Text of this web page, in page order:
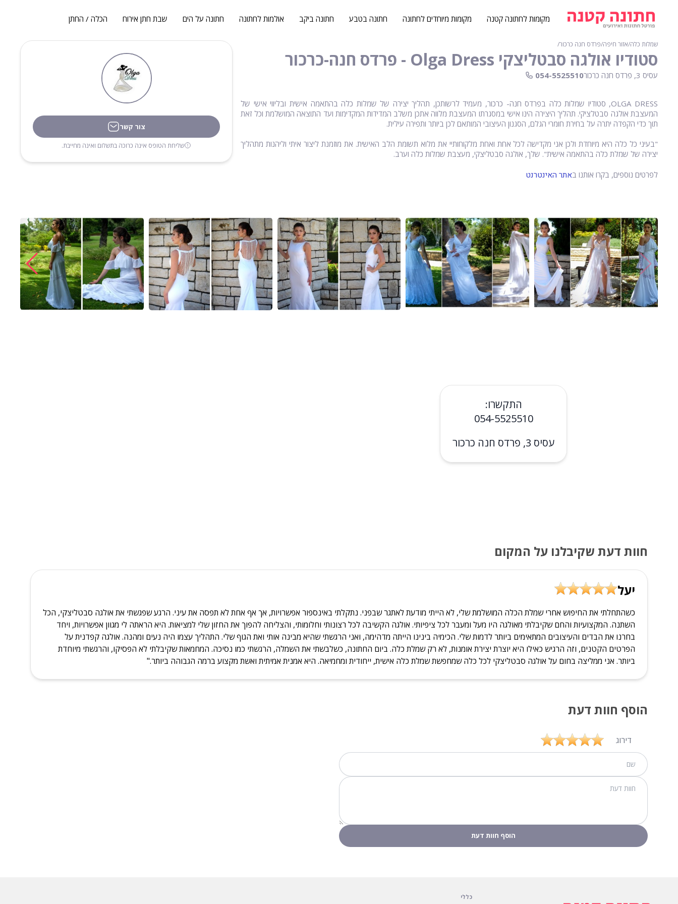
מקומות לחתונה קטנה מקומות מיוחדים לחתונה חתונה בטבע חתונה ביקב אולמות לחתונה חתונה על הים שבת חתן אירוח הכלה / החתן
צור קשר
שליחת הטופס אינה כרוכה בתשלום ואינה מחייבת.
שמלות כלה∕אזור חיפה∕פרדס חנה כרכור∕
סטודיו אולגה סבטליצקי Olga Dress‏ - פרדס חנה-כרכור
עסיס 3, פרדס חנה כרכור 054-5525510
OLGA DRESS, סטודיו שמלות כלה בפרדס חנה- כרכור, מעמיד לרשותכן, תהליך יצירה של שמלות כלה בהתאמה אישית ובליווי אישי של
המעצבת אולגה סבטלציקי. תהליך היצירה הינו אישי במסגרתו המעצבת מלווה אתכן משלב המדידות המקדימות ועד התוצאה המושלמת וכל זאת
תוך כדי הקפדה יתרה על בחירת חומרי הגלם, הסגנון העיצובי המותאם לכן ביותר ותפירה עילית.
"בעיני כל כלה היא מיוחדת ולכן אני מקדישה לכל אחת ואחת מלקוחותיי את מלוא תשומת הלב האישית. את מוזמנת ליצור איתי וליהנות מתהליך
יצירה של שמלת כלה בהתאמה אישית". שלך, אולגה סבטליצקי, מעצבת שמלות כלה וערב.
לפרטים נוספים, בקרו אותנו באתר האינטרנט
התקשרו:
054-5525510
עסיס 3, פרדס חנה כרכור
חוות דעת שקיבלנו על המקום
יעל
כשהתחלתי את החיפוש אחרי שמלת הכלה המושלמת שלי, לא הייתי מודעת לאתגר שבפני. נתקלתי באינספור אפשרויות, אך אף אחת לא תפסה את עיני. הרגע שפגשתי את אולגה סבטליצקי, הכל
השתנה. המקצועיות והחם שקיבלתי מאולגה היו מעל ומעבר לכל ציפיותי. אולגה הקשיבה לכל רצונותי וחלומותי, והצליחה להפוך את החזון שלי למציאות. היא הראתה לי מגוון אפשרויות, ויחד
בחרנו את הבדים והעיצובים המתאימים ביותר לדמות שלי. הכימיה בינינו הייתה מדהימה, ואני הרגשתי שהיא מבינה אותי ואת הגוף שלי. התהליך עצמו היה נעים ומהנה. אולגה קפדנית על
הפרטים הקטנים, וזה הרגיש כאילו היא יוצרת יצירת אומנות, לא רק שמלת כלה. ביום החתונה, כשלבשתי את השמלה, הרגשתי כמו נסיכה. המחמאות שקיבלתי לא הפסיקו, והרגשתי מיוחדת
ביותר. אני ממליצה בחום על אולגה סבטליצקי לכל כלה שמחפשת שמלת כלה אישית, ייחודית ומחמיאה. היא אמנית אמיתית ואשת מקצוע ברמה הגבוהה ביותר."
הוסף חוות דעת
דירוג
כללי